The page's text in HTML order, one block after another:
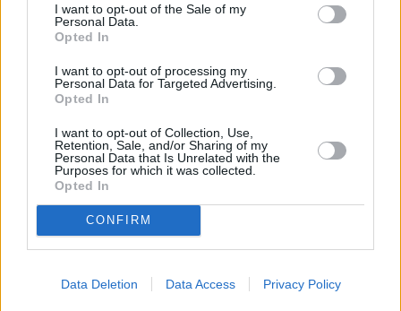
I want to opt-out of the Sale of my
Personal Data.
Opted In
I want to opt-out of processing my
Personal Data for Targeted Advertising.
Opted In
I want to opt-out of Collection, Use,
Retention, Sale, and/or Sharing of my
Personal Data that Is Unrelated with the
Purposes for which it was collected.
Opted In
CONFIRM
Data Deletion Data Access Privacy Policy